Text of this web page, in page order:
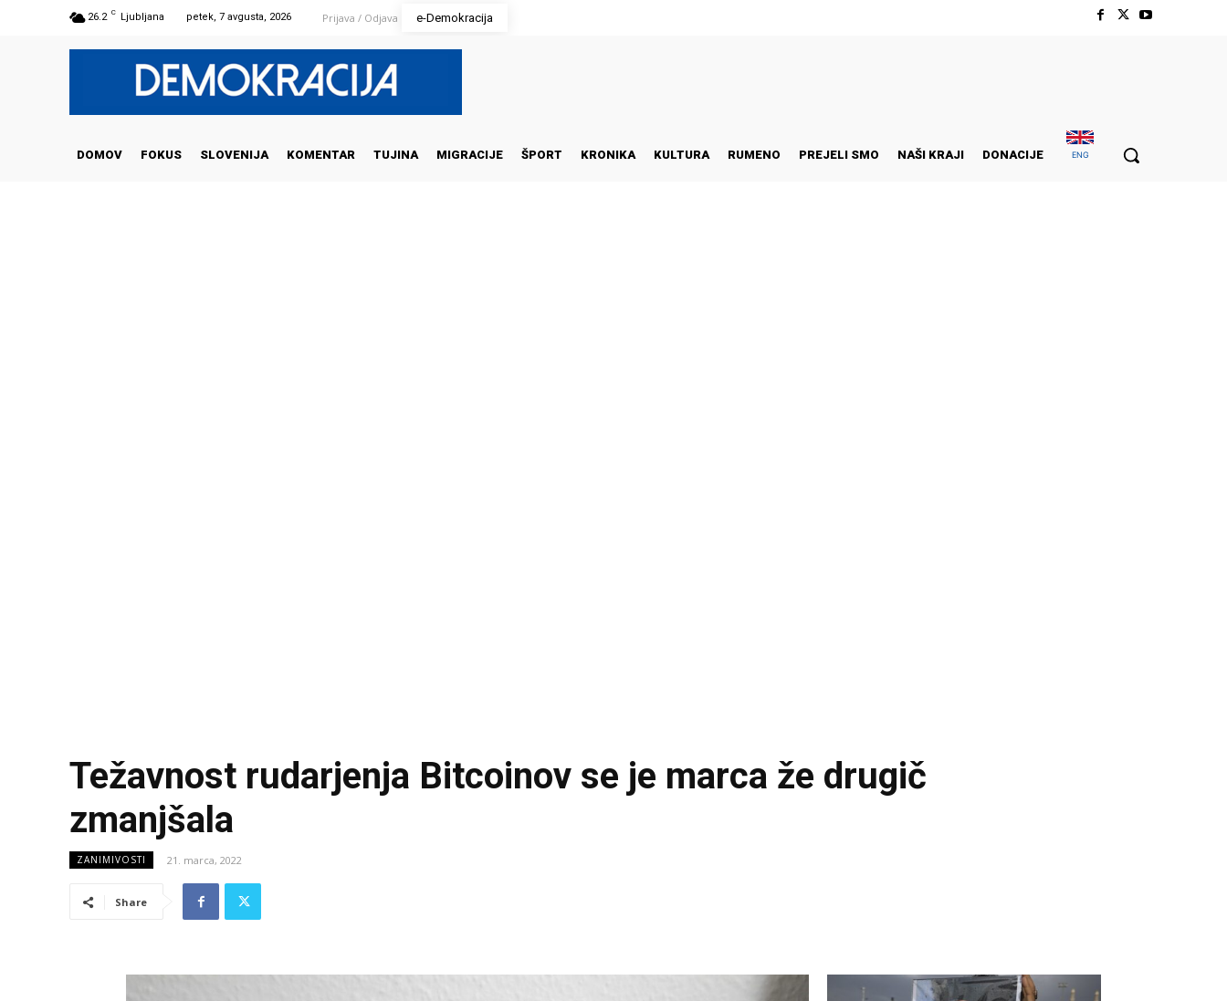
26.2 C Ljubljana petek, 7 avgusta, 2026 Prijava / Odjava e-Demokracija
DOMOV FOKUS SLOVENIJA KOMENTAR TUJINA MIGRACIJE ŠPORT KRONIKA KULTURA RUMENO PREJELI SMO NAŠI KRAJI DONACIJE ENG
Težavnost rudarjenja Bitcoinov se je marca že drugič
zmanjšala
ZANIMIVOSTI 21. marca, 2022
Share